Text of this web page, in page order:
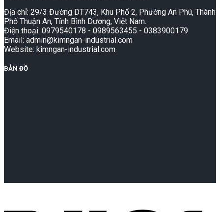
Địa chỉ: 29/3 Đường DT743, Khu Phố 2, Phường An Phú, Thành
Phố Thuận An, Tỉnh Bình Dương, Việt Nam.
Điện thoại: 0979540178 - 0989563455 - 0383900179
Email: admin@kimngan-industrial.com
Website: kimngan-industrial.com
BẢN ĐỒ